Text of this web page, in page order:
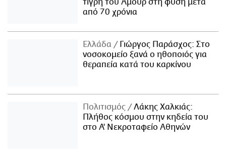
τίγρη του Αμούρ στη φύση μετά
από 70 χρόνια
Ελλάδα
Γιώργος Παράσχος: Στο
νοσοκομείο ξανά ο ηθοποιός για
θεραπεία κατά του καρκίνου
Πολιτισμός
Λάκης Χαλκιάς:
Πλήθος κόσμου στην κηδεία του
στο Α' Νεκροταφείο Αθηνών